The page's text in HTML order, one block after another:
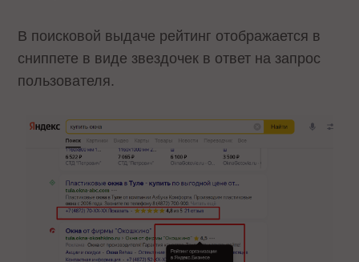
В поисковой выдаче рейтинг отображается в
сниппете в виде звездочек в ответ на запрос
пользователя.